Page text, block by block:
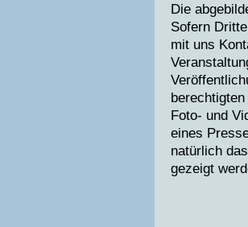
Die
Sofern
mit uns
Foto- und
eines
natürlich
gezeigt